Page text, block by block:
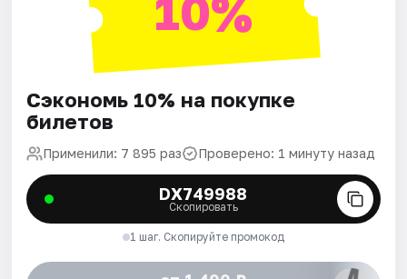
Сэкономь 10% на покупке
билетов
Применили: 7 895 раз Проверено: 1 минуту назад
DX749988
Скопировать
1 шаг. Скопируйте промокод